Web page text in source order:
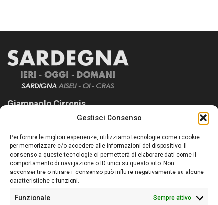
Gestisci Consenso
Per fornire le migliori esperienze, utilizziamo tecnologie come i cookie
per memorizzare e/o accedere alle informazioni del dispositivo. Il
consenso a queste tecnologie ci permetterà di elaborare dati come il
comportamento di navigazione o ID unici su questo sito. Non
acconsentire o ritirare il consenso può influire negativamente su alcune
caratteristiche e funzioni.
Funzionale Sempre attivo
Giampaolo Cirronis
Sardegna Ieri-Oggi-Domani nasce per informare “liberamente” i
lettori su quanto accade in Sardegna, con un occhio rivolto al
nostro passato e, soprattutto, al nostro futuro
Follow Us